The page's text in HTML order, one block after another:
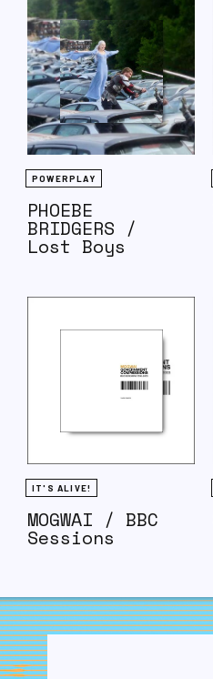
POWERPLAY
PHOEBE
BRIDGERS /
Lost Boys
IT'S ALIVE!
MOGWAI / BBC
Sessions